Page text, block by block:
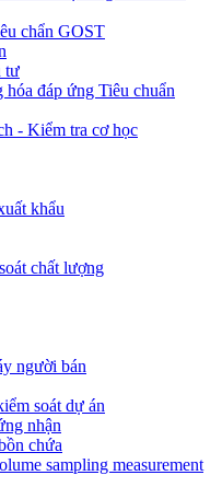
chẩn GOST
tư
đáp ứng Tiêu chuẩn
- Kiểm tra cơ học
khẩu
chất lượng
người bán
soát dự án
nhận
chứa
sampling measurement